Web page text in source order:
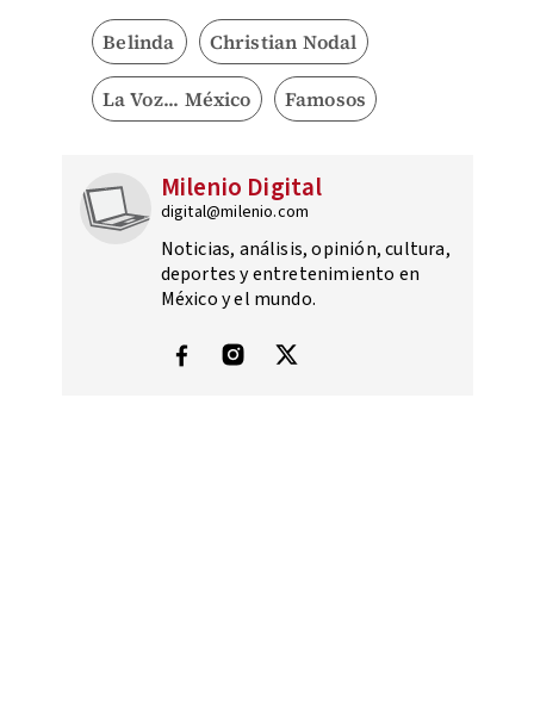
Belinda Christian Nodal
La Voz... México Famosos
Milenio Digital
digital@milenio.com
Noticias, análisis, opinión, cultura,
deportes y entretenimiento en
México y el mundo.